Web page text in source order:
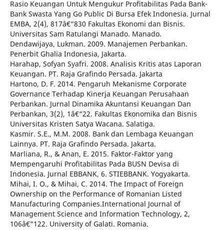
Rasio Keuangan Untuk Mengukur Profitabilitas Pada Bank-
Bank Swasta Yang Go Public Di Bursa Efek Indonesia. Jurnal
EMBA, 2(4), 817â€“830 Fakultas Ekonomi dan Bisnis.
Universitas Sam Ratulangi Manado. Manado.
Dendawijaya, Lukman. 2009. Manajemen Perbankan.
Penerbit Ghalia Indonesia, Jakarta.
Harahap, Sofyan Syafri. 2008. Analisis Kritis atas Laporan
Keuangan. PT. Raja Grafindo Persada. Jakarta
Hartono, D. F. 2014. Pengaruh Mekanisme Corporate
Governance Terhadap Kinerja Keuangan Perusahaan
Perbankan. Jurnal Dinamika Akuntansi Keuangan Dan
Perbankan, 3(2), 1â€“22. Fakultas Ekonomika dan Bisnis
Universitas Kristen Satya Wacana. Salatiga.
Kasmir. S.E., M.M. 2008. Bank dan Lembaga Keuangan
Lainnya. PT. Raja Grafindo Persada. Jakarta.
Marliana, R., & Anan, E. 2015. Faktor-Faktor yang
Mempengaruhi Profitabilitas Pada BUSN Devisa di
Indonesia. Jurnal EBBANK, 6. STIEBBANK. Yogyakarta.
Mihai, I. O., & Mihai, C. 2014. The Impact of Foreign
Ownership on the Performance of Romanian Listed
Manufacturing Companies.International Journal of
Management Science and Information Technology, 2,
106â€“122. University of Galati. Romania.